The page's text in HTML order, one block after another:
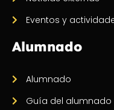
Eventos y
Alumnado
Alumnado
Guía del alumnado